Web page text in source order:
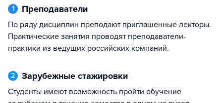
1 Преподаватели
Практические занятия проводят преподаватели-
практики из ведущих российских компаний.
2 Зарубежные стажировки
Студенты имеют возможность пройти обучение